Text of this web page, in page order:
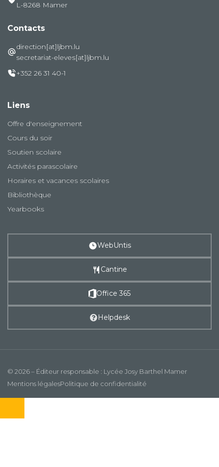
L-8268 Mamer
Contacts
direction[at]ljbm.lu
secretariat-eleves[at]ljbm.lu
+352 26 31 40-1
Liens
Offre d'enseignement
Cours du soir
Soutien scolaire
Activités parascolaire
Horaires et vacances scolaires
Bibliothèque
Yearbooks
WebUntis
Cantine
Office 365
Helpdesk
© 2026 – Éditeur responsable : Lycée Josy Barthel Mamer
Mentions légalesPolitique de confidentialité